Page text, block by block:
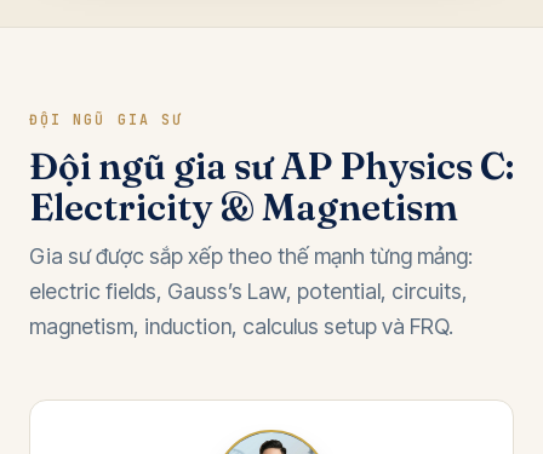
ĐỘI NGŨ GIA SƯ
Đội ngũ gia sư AP Physics C:
Electricity & Magnetism
Gia sư được sắp xếp theo thế mạnh từng mảng:
electric fields, Gauss’s Law, potential, circuits,
magnetism, induction, calculus setup và FRQ.